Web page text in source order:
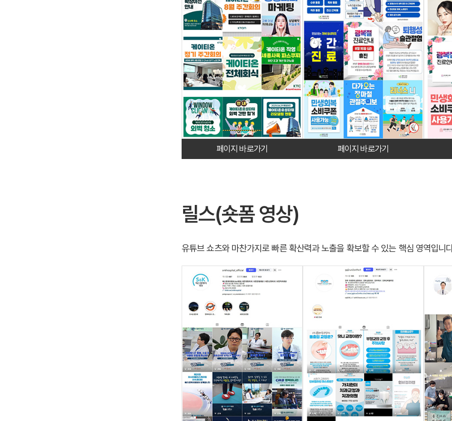
페이지 바로가기 페이지 바로가기
릴스(숏폼 영상)
유튜브 쇼츠와 마찬가지로 빠른 확산력과 노출을 확보할 수 있는 핵심 영역입니